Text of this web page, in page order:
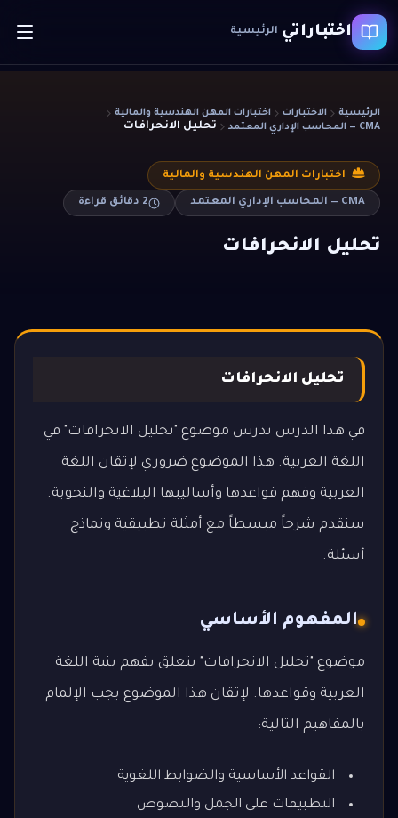
اختباراتي الرئيسية
الرئيسية الاختبارات
اختبارات المهن الهندسية والمالية
CMA — المحاسب الإداري المعتمد
تحليل الانحرافات
اختبارات المهن الهندسية والمالية
CMA — المحاسب الإداري المعتمد 2 دقائق قراءة
تحليل الانحرافات
تحليل الانحرافات
في هذا الدرس ندرس موضوع "تحليل الانحرافات" في
اللغة العربية. هذا الموضوع ضروري لإتقان اللغة
العربية وفهم قواعدها وأساليبها البلاغية والنحوية.
سنقدم شرحاً مبسطاً مع أمثلة تطبيقية ونماذج
أسئلة.
المفهوم الأساسي
موضوع "تحليل الانحرافات" يتعلق بفهم بنية اللغة
العربية وقواعدها. لإتقان هذا الموضوع يجب الإلمام
بالمفاهيم التالية:
القواعد الأساسية والضوابط اللغوية
التطبيقات على الجمل والنصوص